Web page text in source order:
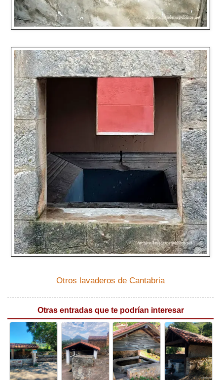
Otros lavaderos de Cantabria
Otras entradas que te podrían interesar